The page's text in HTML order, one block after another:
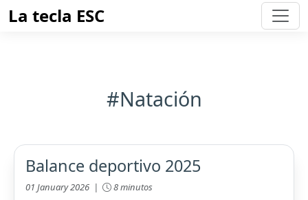
La tecla ESC
#Natación
Balance deportivo 2025
01 January 2026 | 8 minutos